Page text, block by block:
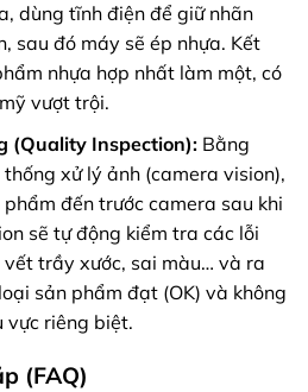
dùng tĩnh điện để giữ nhãn
sau đó máy sẽ ép nhựa. Kết
nhựa hợp nhất làm một, có
vượt trội.
(Quality Inspection):Bằng
xử lý ảnh (camera vision),
đến trước camera sau khi
sẽ tự động kiểm tra các lỗi
trầy xước, sai màu… và ra
sản phẩm đạt (OK) và không
vực riêng biệt.
(FAQ)